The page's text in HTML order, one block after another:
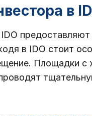
в
в IDO стоит
Площадки с